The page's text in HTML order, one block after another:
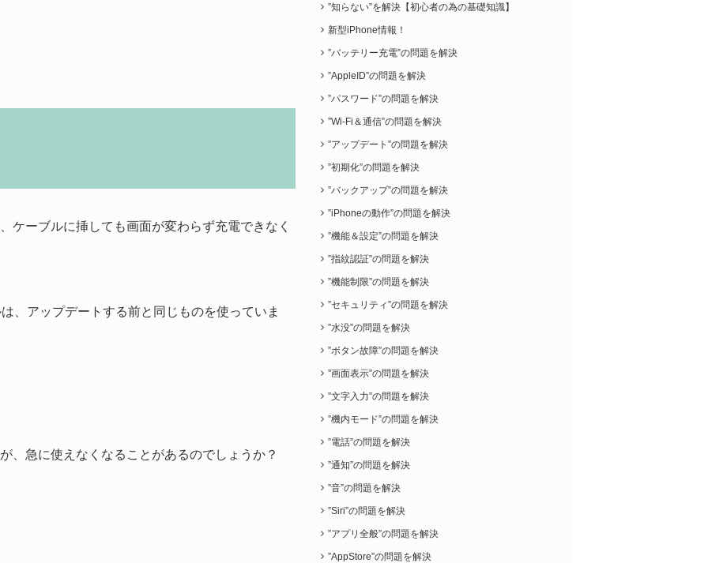
ケーブルに挿しても画面が変わらず充電できなく
、アップデートする前と同じものを使っていま
、急に使えなくなることがあるのでしょうか？
”知らない”を解決【初心者の為の基礎知識】
新型iPhone情報！
”バッテリー充電”の問題を解決
”AppleID”の問題を解決
”パスワード”の問題を解決
”Wi-Fi＆通信”の問題を解決
”アップデート”の問題を解決
”初期化”の問題を解決
”バックアップ”の問題を解決
”iPhoneの動作”の問題を解決
”機能＆設定”の問題を解決
”指紋認証”の問題を解決
”機能制限”の問題を解決
”セキュリティ”の問題を解決
”水没”の問題を解決
”ボタン故障”の問題を解決
”画面表示”の問題を解決
”文字入力”の問題を解決
”機内モード”の問題を解決
”電話”の問題を解決
”通知”の問題を解決
”音”の問題を解決
”Siri”の問題を解決
”アプリ全般”の問題を解決
”AppStore”の問題を解決